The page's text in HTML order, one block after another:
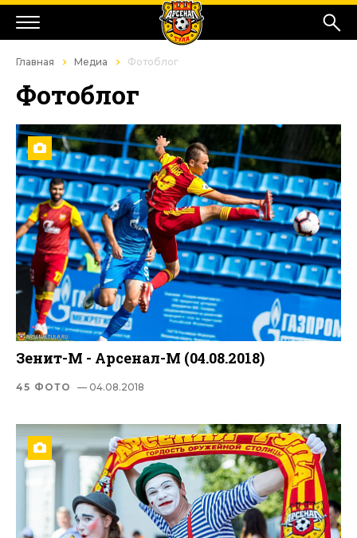
Главная Медиа Фотоблог
Фотоблог
Зенит-М - Арсенал-М (04.08.2018)
45 ФОТО — 04.08.2018